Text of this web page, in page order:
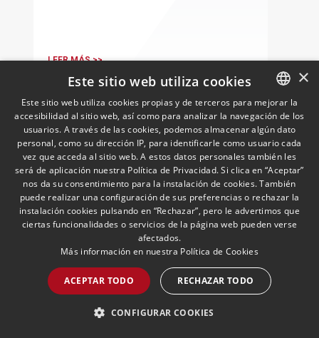
internacionales de la UE
LEER MÁS >>
Bizkaia publica el
Anteproyecto de Norma
Foral de Medidas Tributarias
para 2026
22/06/2026Fiscal
La Diputación Foral de Bizkaia acaba de
de Medidas Tributarias para 2026,
SPANISH
ENGLISH
PORTUGUESE
×
Este sitio web utiliza cookies
Este sitio web utiliza cookies propias y de terceros para mejorar la
accesibilidad al sitio web, así como para analizar la navegación de los
usuarios. A través de las cookies, podemos almacenar algún dato
personal, como su dirección IP, para identificarle como usuario cada
vez que acceda al sitio web. A estos datos personales también les
será de aplicación nuestra Política de Privacidad. Si clica en “Aceptar”
nos da su consentimiento para la instalación de cookies. También
puede realizar una configuración de sus preferencias o rechazar la
instalación cookies pulsando en “Rechazar”, pero le advertimos que
ciertas funcionalidades o servicios de la página web pueden verse
afectados.
Más información en nuestra Política de Cookies
ACEPTAR TODO RECHAZAR TODO
CONFIGURAR COOKIES